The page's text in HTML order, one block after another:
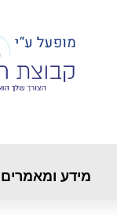
מידע ומאמרים